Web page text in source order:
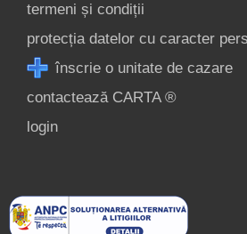
termeni și condiții
protecția datelor cu caracter
înscrie o unitate de cazare
contactează CARTA ®
login